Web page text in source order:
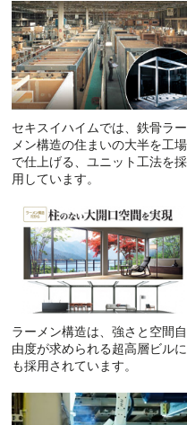
セキスイハイムでは、鉄骨ラー
メン構造の住まいの大半を工場
で仕上げる、ユニット工法を採
用しています。
ラーメン構造は、強さと空間自
由度が求められる超高層ビルに
も採用されています。